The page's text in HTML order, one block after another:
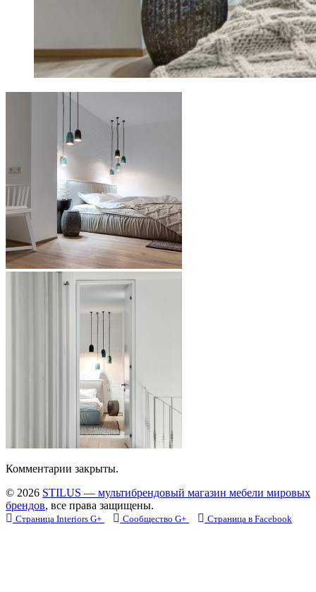
Комментарии закрыты.
© 2026 STILUS — мультибрендовый магазин мебели мировых
брендов, все права защищены.
Страница Interiors G+ Сообщество G+ Страница в Facebook